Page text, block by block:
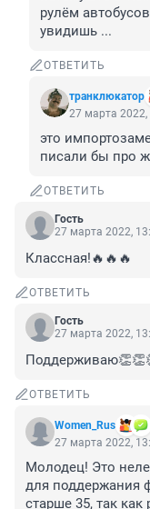
рулём
увидишь ...
ОТВЕТИТЬ
транклюкатор
27 марта 2022,
это
писали бы про
ОТВЕТИТЬ
Гость
27 марта 2022,
Классная!🔥🔥🔥
ОТВЕТИТЬ
Гость
27 марта 2022,
ОТВЕТИТЬ
Women_Rus
27 марта 2022,
Молодец! Это
для поддержания
старше 35, так